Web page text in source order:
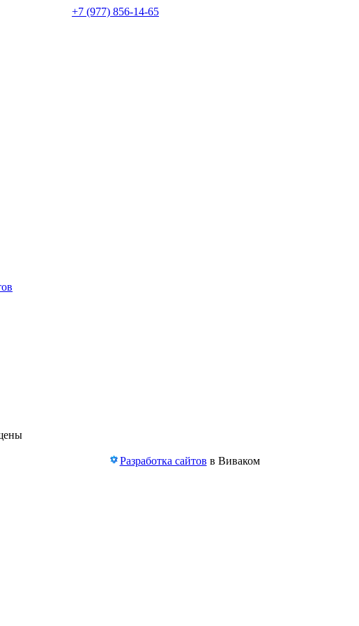
+7 (977) 856-14-65
Разработка сайтов в Виваком